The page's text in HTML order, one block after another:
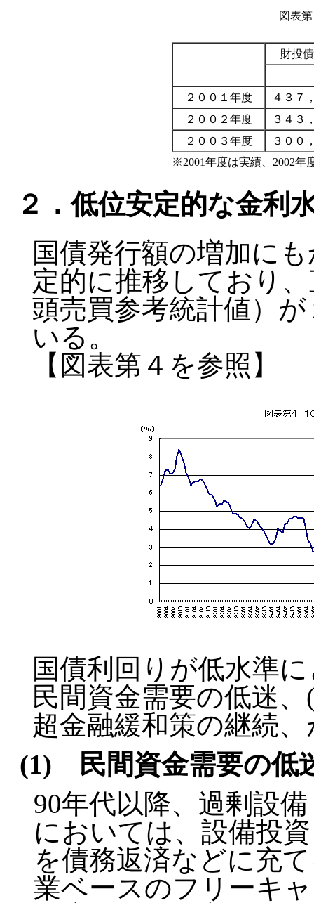
図表
財投債
２００１年度
４３７
２００２年度
３４３
２００３年度
３００
※2001年度は実績、2002年
２．低位安定的な金利
国債発行額の増加に
定的に推移しており
頭売買参考統計値）
いる。
【図表第４を参照】
国債利回りが低水準
民間資金需要の低迷
超金融緩和策の継続
(1) 民間資金需要の低
90年代以降、過剰設
においては、設備投
を債務返済などに充
業ベースのフリーキ